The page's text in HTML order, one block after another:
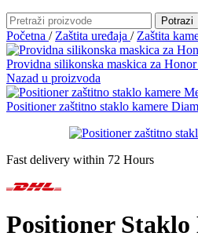
Potrazi
Početna / Zaštita uređaja / Zaštita
Providna silikonska maskica za Honor
Nazad u proizvoda
Positioner zaštitno staklo kamere
Fast delivery within 72 Hours
Positioner Staklo